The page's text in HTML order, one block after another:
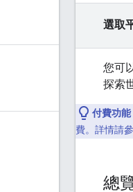
選取
您可
探索
付費功能
費。詳情請
總